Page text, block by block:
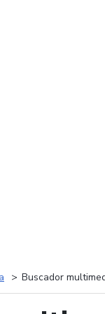
Buscador